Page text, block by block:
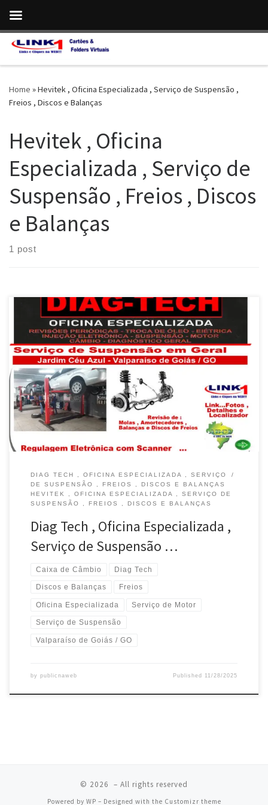
Skip to content
Home »Hevitek , Oficina Especializada , Serviço de Suspensão ,
Freios , Discos e Balanças
Hevitek , Oficina
Especializada , Serviço de
Suspensão , Freios , Discos
e Balanças
1 post
Na Diag Tech , Centro Automotivo , Serviço de Suspensão , Freios
, Discos e Balanças em Valparaíso Revisão da Suspensão com
Regulagem das Lonas e Discos de Freios Valparaíso de Goiás / GO
Alinhamento e Balanceamento de Rodas é na Diag Tech , em
Valparaíso de Goiás / GO […]
DIAG TECH , OFICINA ESPECIALIZADA , SERVIÇO
DE SUSPENSÃO , FREIOS , DISCOS E BALANÇAS
HEVITEK , OFICINA ESPECIALIZADA , SERVIÇO DE
SUSPENSÃO , FREIOS , DISCOS E BALANÇAS
Diag Tech , Oficina Especializada ,
Serviço de Suspensão …
Caixa de Câmbio Diag Tech
Discos e Balanças Freios
Oficina Especializada Serviço de Motor
Serviço de Suspensão
Valparaíso de Goiás / GO
by publicnaweb Published 11/28/2025
© 2026 – All rights reserved
Powered by WP – Designed with the Customizr theme